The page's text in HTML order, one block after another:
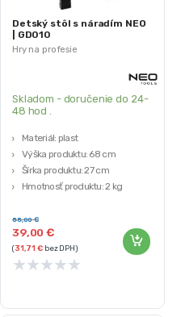
Hry na profesie
Detský stôl s náradím NEO
| GD010
Skladom - doručenie do 24-
48 hod .
Materiál: plast
Výška produktu: 68 cm
Šírka produktu: 27 cm
Hmotnosť produktu: 2 kg
39,00€
55,00€
(31,71€bez DPH)
★★★★★